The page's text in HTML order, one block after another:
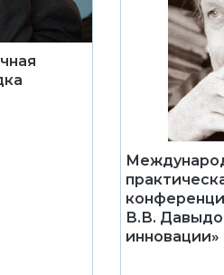
В.В.
инновации»